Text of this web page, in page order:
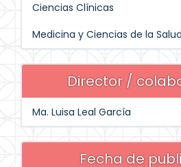
Ciencias Clínicas
Medicina y Ciencias de la Salud
Director /
Ma. Luisa Leal García
Fecha de